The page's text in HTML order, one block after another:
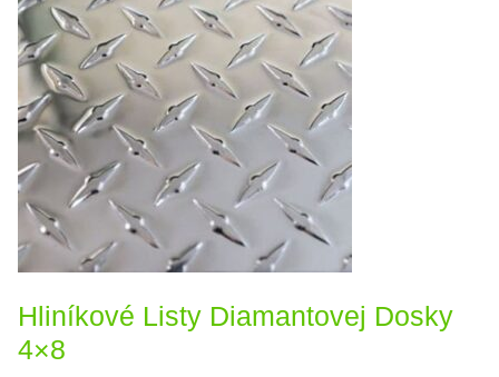
Hliníkové Listy Diamantovej Dosky
4×8